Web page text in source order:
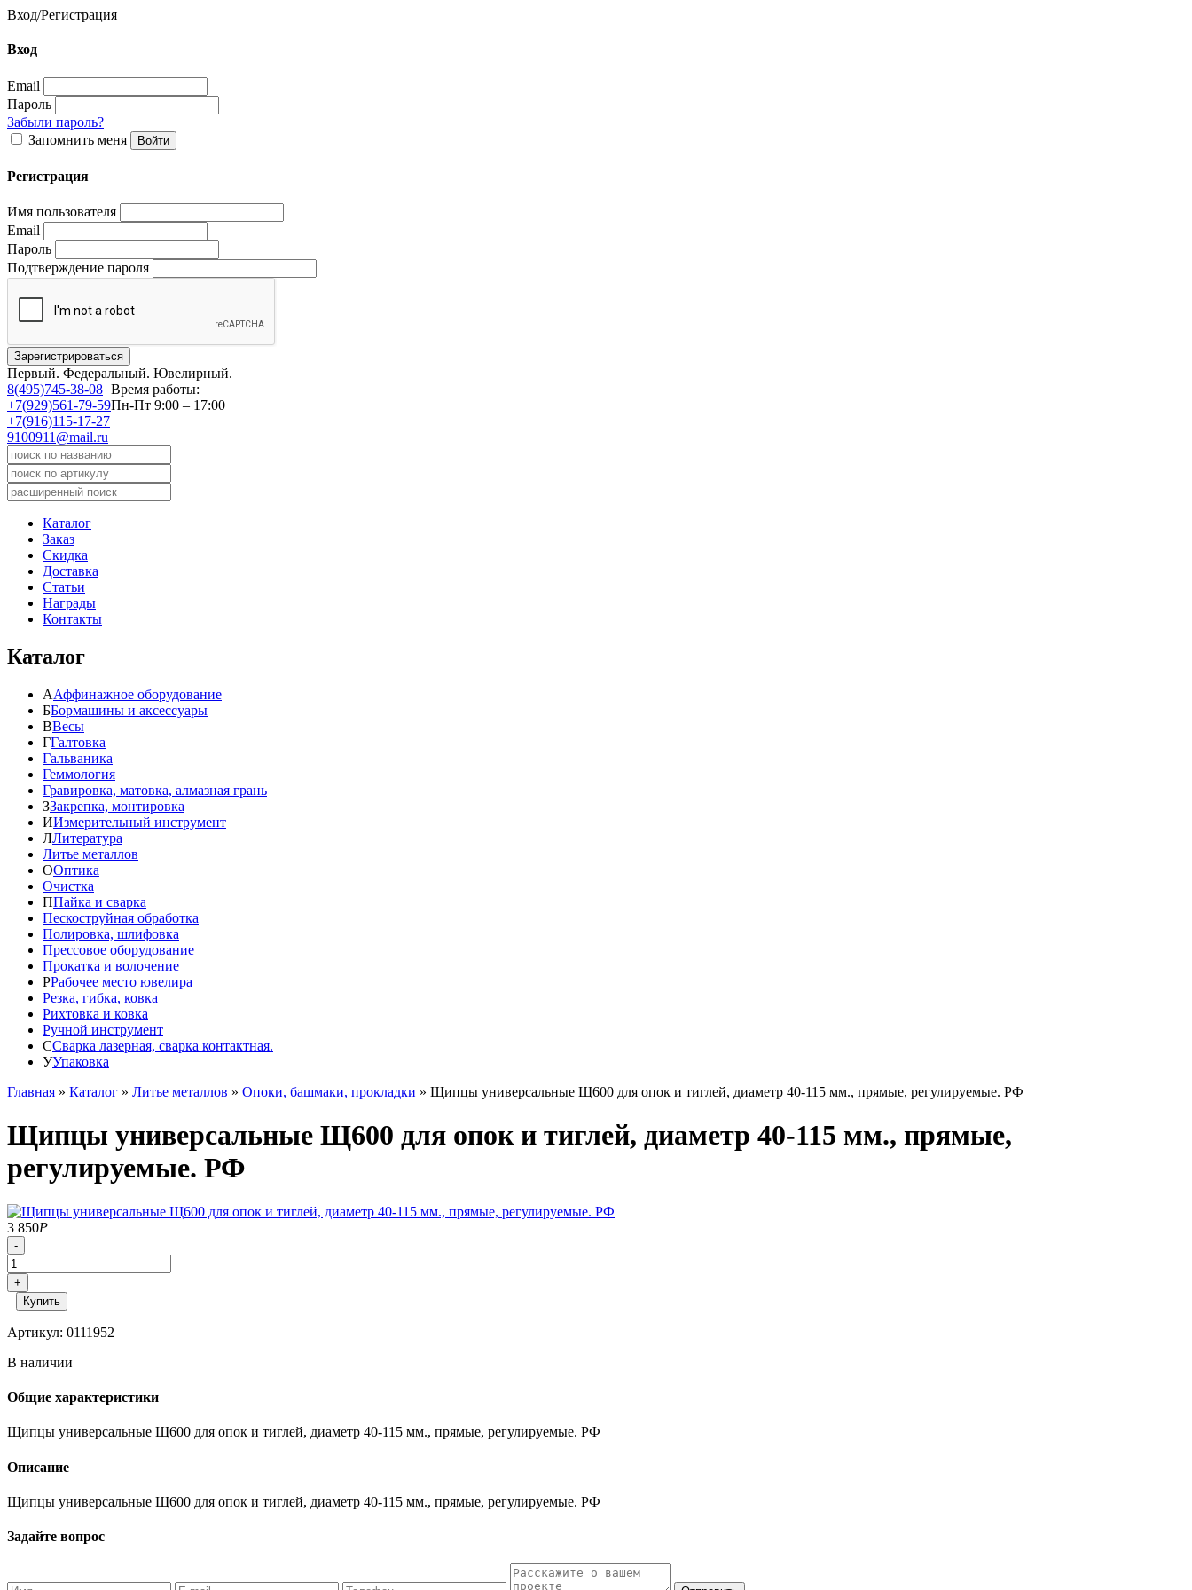
Вход/Регистрация
Вход
Email
Пароль
Забыли пароль?
Запомнить меня
Регистрация
Имя пользователя
Email
Пароль
Подтверждение пароля
Первый. Федеральный. Ювелирный.
8(495)745-38-08
+7(929)561-79-59
+7(916)115-17-27
9100911@mail.ru
Время работы:
Пн-Пт 9:00 – 17:00
Каталог
Заказ
Скидка
Доставка
Статьи
Награды
Контакты
Каталог
ААффинажное оборудование
ББормашины и аксессуары
ВВесы
ГГалтовка
Гальваника
Геммология
Гравировка, матовка, алмазная грань
ЗЗакрепка, монтировка
ИИзмерительный инструмент
ЛЛитература
Литье металлов
ООптика
Очистка
ППайка и сварка
Пескоструйная обработка
Полировка, шлифовка
Прессовое оборудование
Прокатка и волочение
РРабочее место ювелира
Резка, гибка, ковка
Рихтовка и ковка
Ручной инструмент
ССварка лазерная, сварка контактная.
УУпаковка
Главная » Каталог » Литье металлов » Опоки, башмаки, прокладки » Щипцы универсальные Щ600 для опок и тиглей, диаметр 40-115 мм., прямые, регулируемые. РФ
Щипцы универсальные Щ600 для опок и тиглей, диаметр 40-115 мм., прямые,
регулируемые. РФ
3 850Р
-
+
Купить
Артикул: 0111952
В наличии
Общие характеристики
Щипцы универсальные Щ600 для опок и тиглей, диаметр 40-115 мм., прямые, регулируемые. РФ
Описание
Щипцы универсальные Щ600 для опок и тиглей, диаметр 40-115 мм., прямые, регулируемые. РФ
Задайте вопрос